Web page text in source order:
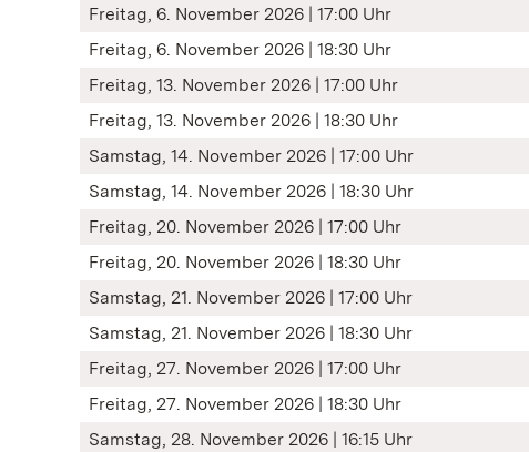
Freitag, 6. November 2026 | 17:00 Uhr
Freitag, 6. November 2026 | 18:30 Uhr
Freitag, 13. November 2026 | 17:00 Uhr
Freitag, 13. November 2026 | 18:30 Uhr
Samstag, 14. November 2026 | 17:00 Uhr
Samstag, 14. November 2026 | 18:30 Uhr
Freitag, 20. November 2026 | 17:00 Uhr
Freitag, 20. November 2026 | 18:30 Uhr
Samstag, 21. November 2026 | 17:00 Uhr
Samstag, 21. November 2026 | 18:30 Uhr
Freitag, 27. November 2026 | 17:00 Uhr
Freitag, 27. November 2026 | 18:30 Uhr
Samstag, 28. November 2026 | 16:15 Uhr